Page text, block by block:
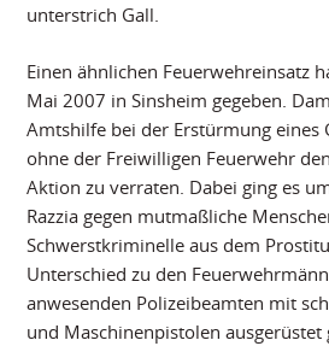
unterstrich Gall.
Einen ähnlichen Feuerwehreinsatz
Mai 2007 in Sinsheim gegeben.
Amtshilfe bei der Erstürmung eines
ohne der Freiwilligen Feuerwehr
Aktion zu verraten. Dabei ging es
Razzia gegen mutmaßliche
Schwerstkriminelle aus dem
Unterschied zu den
anwesenden Polizeibeamten mit
und Maschinenpistolen ausgerüstet